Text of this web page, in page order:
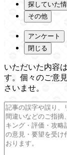
探していた
その他
アンケート
閉じる
いただいた内容
す。個々のご意
さいませ。